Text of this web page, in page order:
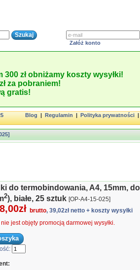
Załóż konto
zł obniżamy koszty wysyłki!
za pobraniem!
gratis!
Blog|Regulamin|Polityka prywatności
do termobindowania, A4, 15mm,
2), białe, 25 sztuk [OP-A4-15-025]
brutto, 39,02zł netto + koszty wysyłki
nie jest objęty promocją darmowej wysyłki.